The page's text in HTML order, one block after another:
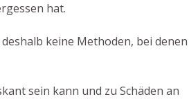
hat.
keine Methoden, bei denen
sein kann und zu Schäden an